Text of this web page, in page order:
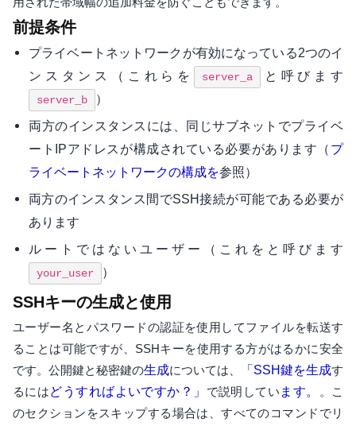
前提条件
プライベートネットワークが有効になっている2つのイ
ンスタンス（これらを
server_a と呼びます
server_b
）
両方のインスタンスには、同じサブネットでプライベ
ートIPアドレスが構成されている必要があります（ プ
ライベートネットワークの構成を参照）
両方のインスタンス間でSSH接続が可能である必要が
あります
ルートではないユーザー（これをと呼びます
your_user ）
SSHキーの生成と使用
ユーザー名とパスワードの認証を使用してファイルを転送す
ることは可能ですが、SSHキーを使用する方がはるかに安全
です。公開鍵と秘密鍵の生成については、 「SSH鍵を生成す
るにはどうすればよいですか？」 で説明してい ます。
。こ
のセクションをスキップする場合は、すべてのコマンドでリ